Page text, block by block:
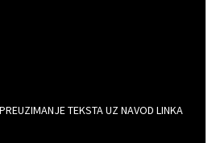
TEKSTA UZ NAVOD LINKA